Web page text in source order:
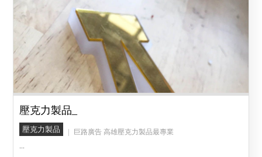
壓克力製品_
壓克力製品
巨路廣告 高雄壓克力製品最專業